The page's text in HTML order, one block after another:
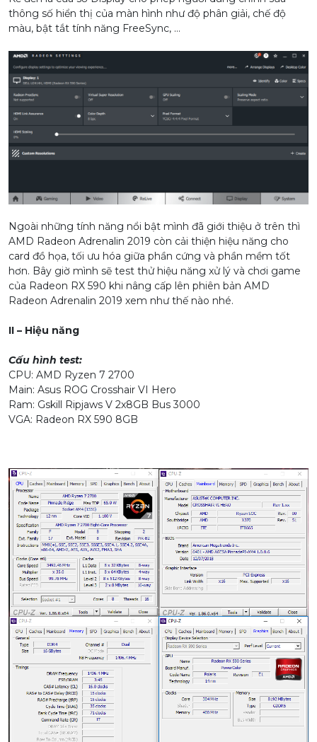
thông số hiển thị của màn hình như độ phân giải, chế độ
màu, bật tắt tính năng FreeSync, …
Ngoài những tính năng nổi bật mình đã giới thiệu ở trên thì
AMD Radeon Adrenalin 2019 còn cải thiện hiệu năng cho
card đồ họa, tối ưu hóa giữa phần cứng và phần mềm tốt
hơn. Bây giờ mình sẽ test thử hiệu năng xử lý và chơi game
của Radeon RX 590 khi nâng cấp lên phiên bản AMD
Radeon Adrenalin 2019 xem như thế nào nhé.
II – Hiệu năng
Cấu hình test:
CPU: AMD Ryzen 7 2700
Main: Asus ROG Crosshair VI Hero
Ram: Gskill Ripjaws V 2x8GB Bus 3000
VGA: Radeon RX 590 8GB